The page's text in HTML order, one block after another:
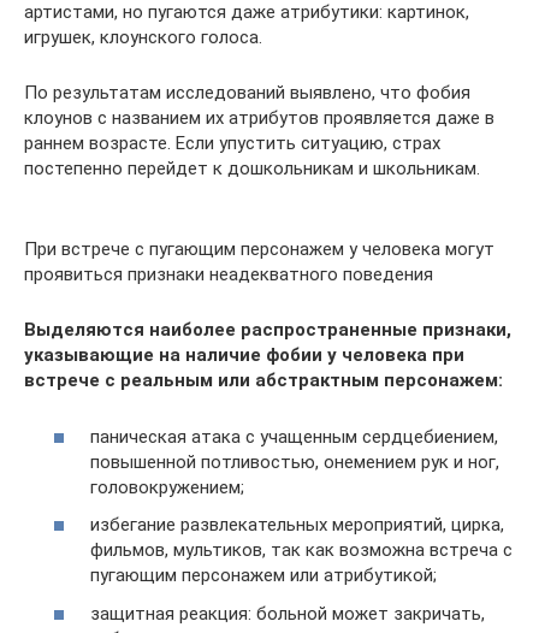
артистами, но пугаются даже атрибутики: картинок,
игрушек, клоунского голоса.
По результатам исследований выявлено, что фобия
клоунов с названием их атрибутов проявляется даже в
раннем возрасте. Если упустить ситуацию, страх
постепенно перейдет к дошкольникам и школьникам.
При встрече с пугающим персонажем у человека могут
проявиться признаки неадекватного поведения
Выделяются наиболее распространенные признаки,
указывающие на наличие фобии у человека при
встрече с реальным или абстрактным персонажем:
паническая атака с учащенным сердцебиением,
повышенной потливостью, онемением рук и ног,
головокружением;
избегание развлекательных мероприятий, цирка,
фильмов, мультиков, так как возможна встреча с
пугающим персонажем или атрибутикой;
защитная реакция: больной может закричать,